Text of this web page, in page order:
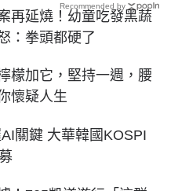
再延燒！幼童吃發黑蔬
：拳頭都硬了
檬加它，堅持一週，腰
懷疑人生
關鍵 大華韓國KOSPI
Recommended by